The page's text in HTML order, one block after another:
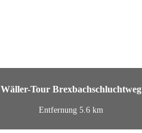
Wäller-Tour Brexbachschluchtweg
Entfernung 5.6 km